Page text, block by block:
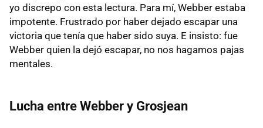
yo discrepo con esta lectura. Para mí, Webber estaba
impotente. Frustrado por haber dejado escapar una
victoria que tenía que haber sido suya. E insisto: fue
Webber quien la dejó escapar, no nos hagamos pajas
mentales.
Lucha entre Webber y Grosjean